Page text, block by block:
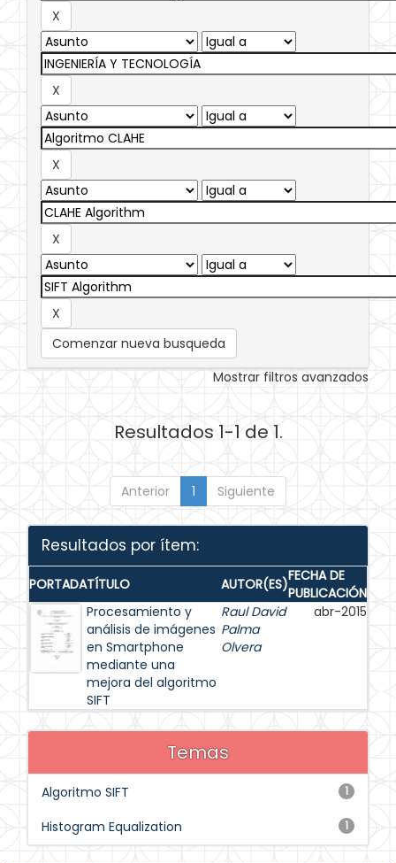
Comenzar nueva busqueda
Mostrar filtros avanzados
Resultados 1-1 de 1.
Anterior 1 Siguiente
Resultados por ítem:
PORTADATÍTULO AUTOR(ES)FECHA DE
PUBLICACIÓN
Procesamiento y
análisis de imágenes
en Smartphone
mediante una
mejora del algoritmo
SIFT
Raul David
Palma
Olvera
abr-2015
Temas
1
Algoritmo SIFT
1
Histogram Equalization